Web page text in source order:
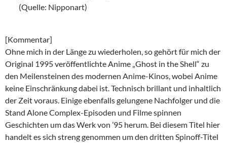
(Quelle: Nipponart)
[Kommentar]
Ohne mich in der Länge zu wiederholen, so gehört für mich der
Original 1995 veröffentlichte Anime „Ghost in the Shell“ zu
den Meilensteinen des modernen Anime-Kinos, wobei Anime
keine Einschränkung dabei ist. Technisch brillant und inhaltlich
der Zeit voraus. Einige ebenfalls gelungene Nachfolger und die
Stand Alone Complex-Episoden und Filme spinnen
Geschichten um das Werk von ’95 herum. Bei diesem Titel hier
handelt es sich streng genommen um den dritten Spinoff-Titel